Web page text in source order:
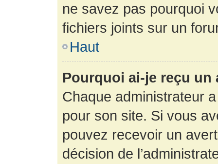
ne savez pas pourquoi
fichiers joints sur un
Haut
Pourquoi ai-je reçu un
Chaque administrateur
pour son site. Si vous
pouvez recevoir un
décision de